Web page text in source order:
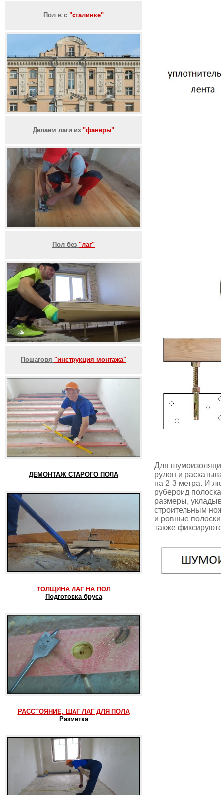
Пол в с "сталинке"
Делаем лаги из "фанеры"
Пол без "лаг"
Пошаговя "инструкция монтажа"
ДЕМОНТАЖ СТАРОГО ПОЛА
ТОЛЩИНА ЛАГ НА ПОЛ
Подготовка бруса
РАССТОЯНИЕ, ШАГ ЛАГ ДЛЯ ПОЛА
Разметка
Для
рулон и
на 2-3 метра. И
рубероид
размеры,
строительным
и ровные
также